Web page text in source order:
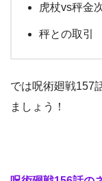
虎杖vs秤金
秤との取引
では呪術廻戦157
ましょう！